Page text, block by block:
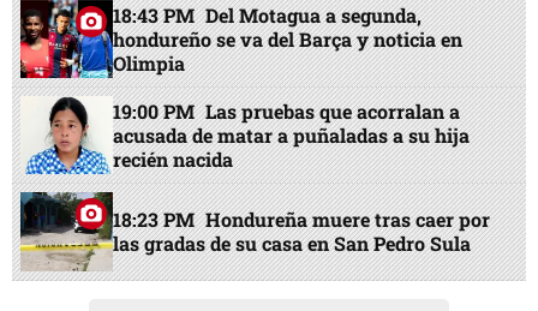
18:43 PM Del Motagua a segunda,
hondureño se va del Barça y noticia en
Olimpia
19:00 PM Las pruebas que acorralan a
acusada de matar a puñaladas a su hija
recién nacida
18:23 PM Hondureña muere tras caer por
las gradas de su casa en San Pedro Sula